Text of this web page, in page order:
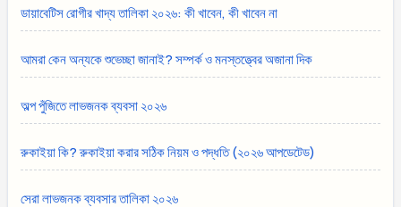
ডায়াবেটিস রোগীর খাদ্য তালিকা ২০২৬: কী খাবেন, কী খাবেন না
আমরা কেন অন্যকে শুভেচ্ছা জানাই? সম্পর্ক ও মনস্তত্ত্বের অজানা দিক
অল্প পুঁজিতে লাভজনক ব্যবসা ২০২৬
রুকাইয়া কি? রুকাইয়া করার সঠিক নিয়ম ও পদ্ধতি (২০২৬ আপডেটেড)
সেরা লাভজনক ব্যবসার তালিকা ২০২৬